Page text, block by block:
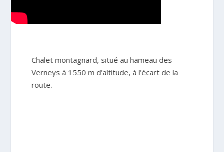
Chalet montagnard, situé au hameau des
Verneys à 1550 m d’altitude, à l’écart de la
route.